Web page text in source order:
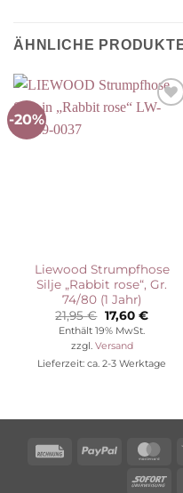
ÄHNLICHE
-20%
Liewood Strumpfhose
Silje „Rabbit rose“, Gr.
74/80 (1 Jahr)
21,95€
Preis
war:
21,95 €
17,60 €
Enthält 19% MwSt.
zzgl. Versand
Lieferzeit: ca. 2-3 Werktage
RechungPayPal